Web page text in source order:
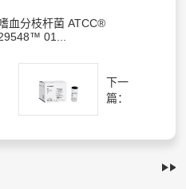
血分枝杆菌 ATCC®
01...
下一
篇：